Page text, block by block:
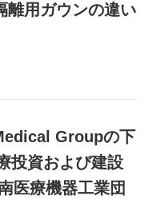
離用ガウンの違い
Groupの下
投資および建設
医療機器工業団